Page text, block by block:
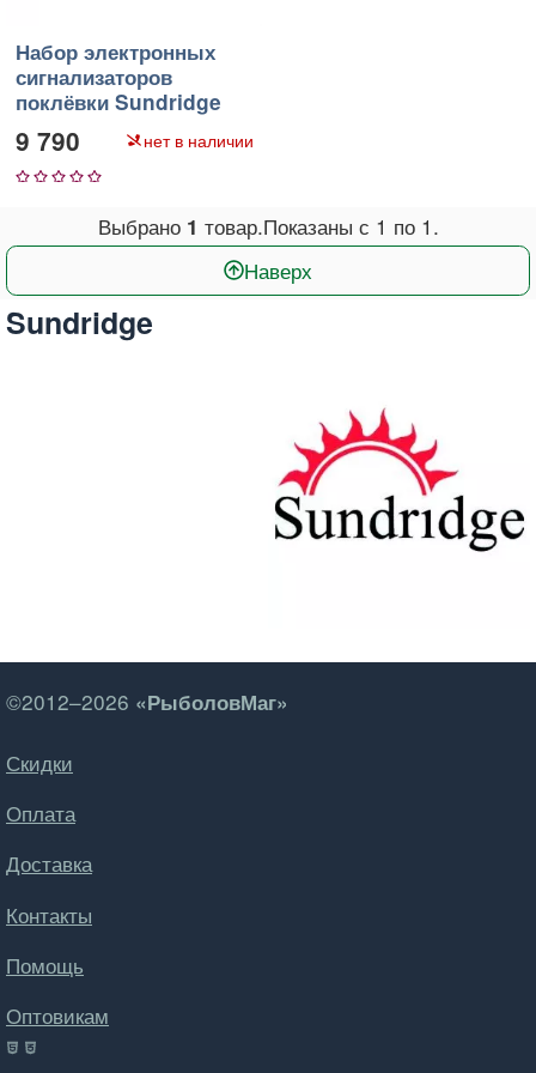
Набор электронных
сигнализаторов
поклёвки Sundridge
Optonic Radio G1
9 790 нет в наличии
1 2 3 4 5
Выбрано 1 товар.Показаны с 1 по 1 .
Наверх
Sundridge
©2012–2026 «РыболовМаг»
Скидки
Оплата
Доставка
Контакты
Помощь
Оптовикам